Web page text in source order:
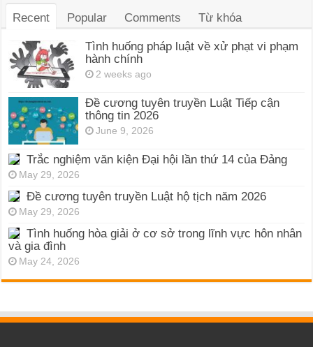
Recent Popular Comments Từ khóa
Tình huống pháp luật về xử phạt vi phạm
hành chính
2 weeks ago
Đề cương tuyên truyền Luật Tiếp cận
thông tin 2026
June 9, 2026
Trắc nghiệm văn kiện Đại hội lần thứ 14 của Đảng
May 29, 2026
Đề cương tuyên truyền Luật hộ tịch năm 2026
May 29, 2026
Tình huống hòa giải ở cơ sở trong lĩnh vực hôn nhân
và gia đình
May 24, 2026